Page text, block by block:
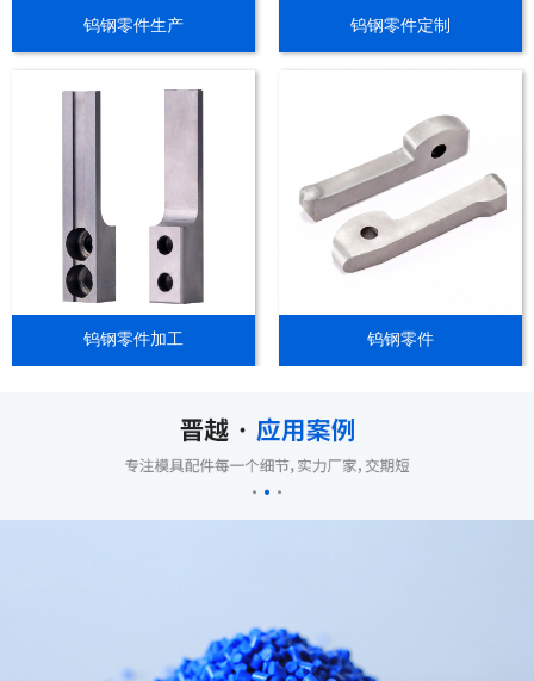
钨钢零件生产 钨钢零件定制
钨钢零件加工 钨钢零件